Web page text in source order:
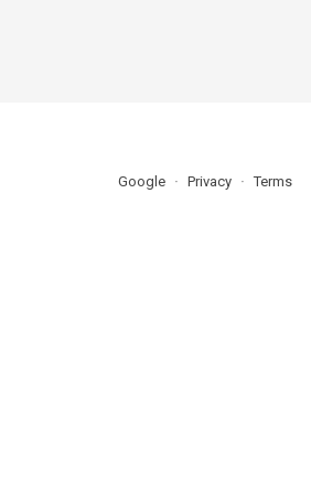
Google Privacy Terms